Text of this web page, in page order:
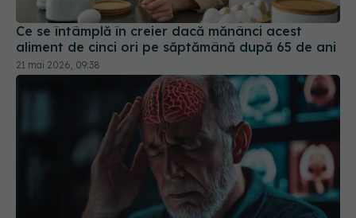
Ce se întâmplă în creier dacă mănânci acest
aliment de cinci ori pe săptămână după 65 de ani
21 mai 2026, 09:38